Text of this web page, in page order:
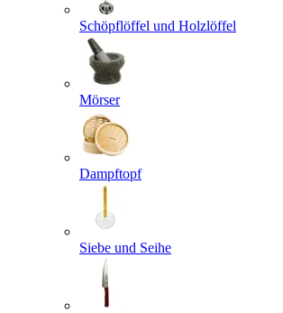
Schöpflöffel und Holzlöffel
Mörser
Dampftopf
Siebe und Seihe